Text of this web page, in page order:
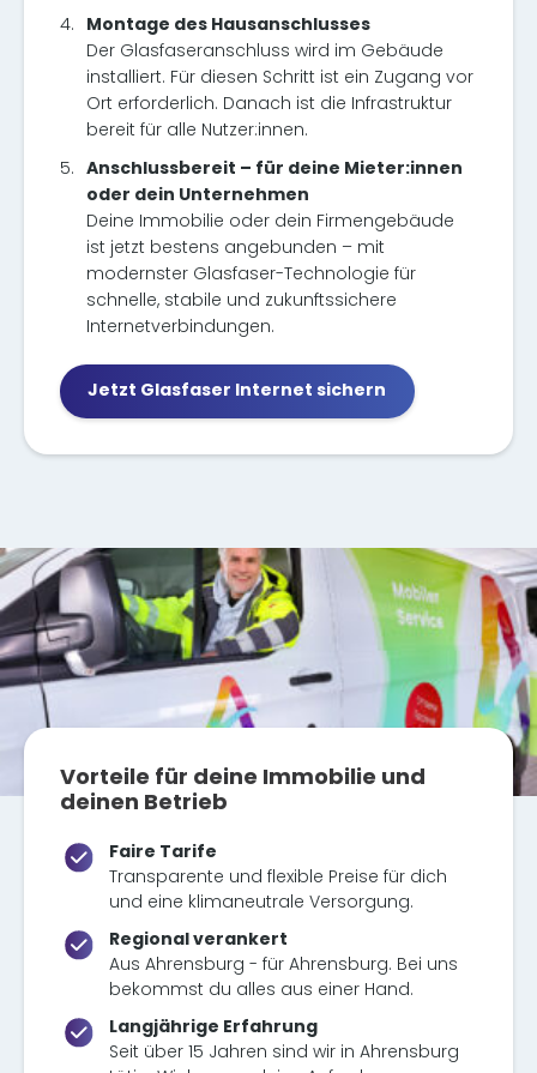
4. Montage des Hausanschlusses
Der Glasfaseranschluss wird im Gebäude
installiert. Für diesen Schritt ist ein Zugang vor
Ort erforderlich. Danach ist die Infrastruktur
bereit für alle Nutzer:innen.
5. Anschlussbereit – für deine Mieter:innen
oder dein Unternehmen
Deine Immobilie oder dein Firmengebäude
ist jetzt bestens angebunden – mit
modernster Glasfaser-Technologie für
schnelle, stabile und zukunftssichere
Internetverbindungen.
Jetzt Glasfaser Internet sichern
Vorteile für deine Immobilie und
deinen Betrieb
Faire Tarife
Transparente und flexible Preise für dich
und eine klimaneutrale Versorgung.
Regional verankert
Aus Ahrensburg - für Ahrensburg. Bei uns
bekommst du alles aus einer Hand.
Langjährige Erfahrung
Seit über 15 Jahren sind wir in Ahrensburg